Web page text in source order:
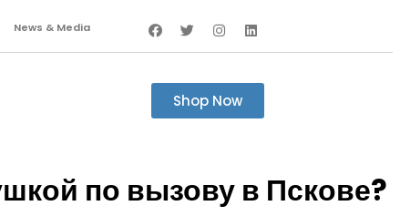
News & Media
Shop Now
по вызову в Пскове?